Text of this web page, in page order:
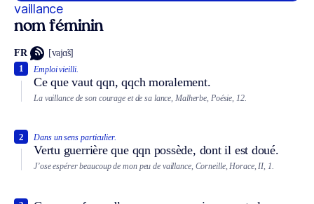
vaillance
nom féminin
FR [vajɑ̃s]
Emploi vieilli.
Ce que vaut qqn, qqch moralement.
1
La vaillance de son courage et de sa lance, Malherbe, Poésie, 12.
Dans un sens particulier.
Vertu guerrière que qqn possède, dont il est doué.
2
J’ose espérer beaucoup de mon peu de vaillance, Corneille, Horace, II, 1.